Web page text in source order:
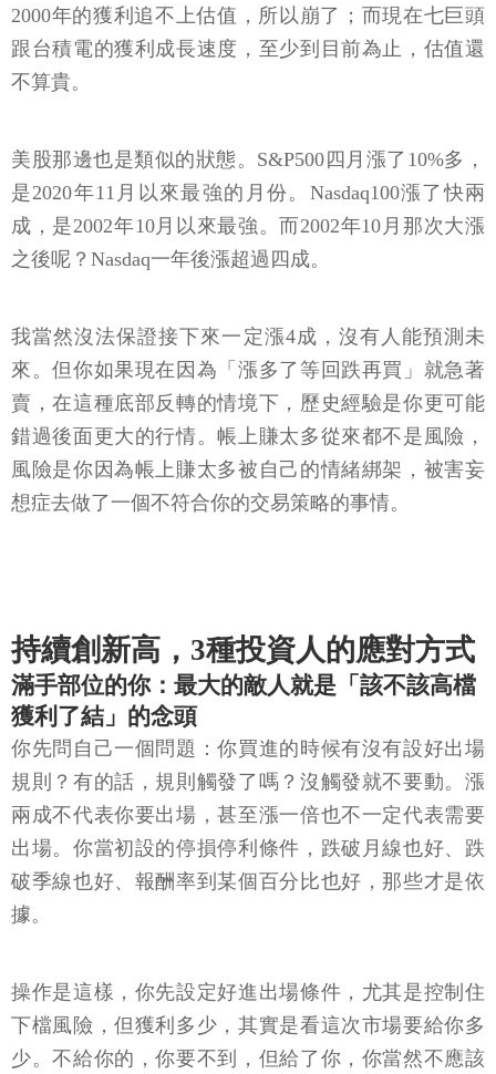
2000年的獲利追不上估值，所以崩了；而現在七巨頭
跟台積電的獲利成長速度，至少到目前為止，估值還
不算貴。
美股那邊也是類似的狀態。S&P500四月漲了10%多，
是2020年11月以來最強的月份。Nasdaq100漲了快兩
成，是2002年10月以來最強。而2002年10月那次大漲
之後呢？Nasdaq一年後漲超過四成。
我當然沒法保證接下來一定漲4成，沒有人能預測未
來。但你如果現在因為「漲多了等回跌再買」就急著
賣，在這種底部反轉的情境下，歷史經驗是你更可能
錯過後面更大的行情。帳上賺太多從來都不是風險，
風險是你因為帳上賺太多被自己的情緒綁架，被害妄
想症去做了一個不符合你的交易策略的事情。
持續創新高，3種投資人的應對方式
滿手部位的你：最大的敵人就是「該不該高檔
獲利了結」的念頭
你先問自己一個問題：你買進的時候有沒有設好出場
規則？有的話，規則觸發了嗎？沒觸發就不要動。漲
兩成不代表你要出場，甚至漲一倍也不一定代表需要
出場。你當初設的停損停利條件，跌破月線也好、跌
破季線也好、報酬率到某個百分比也好，那些才是依
據。
操作是這樣，你先設定好進出場條件，尤其是控制住
下檔風險，但獲利多少，其實是看這次市場要給你多
少。不給你的，你要不到，但給了你，你當然不應該